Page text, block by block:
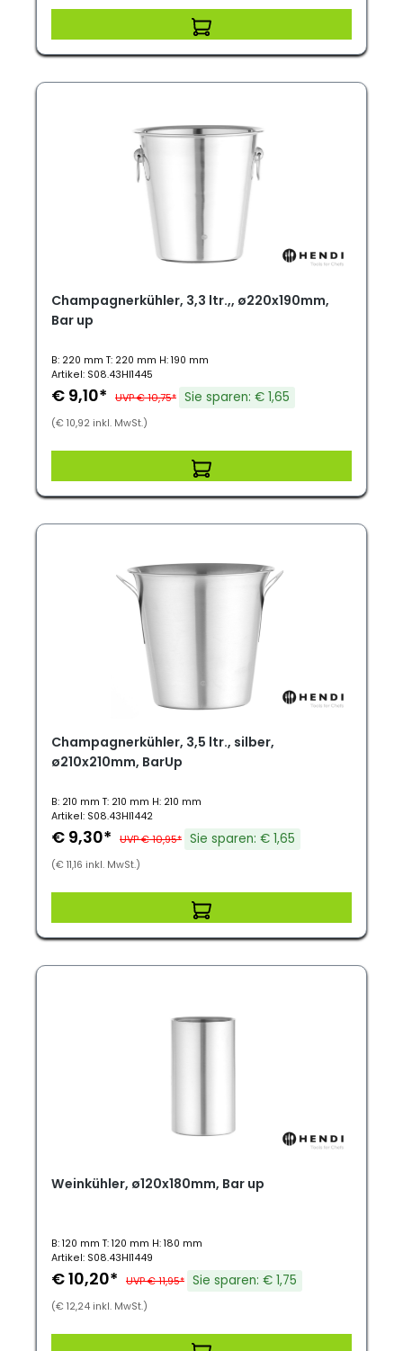
Champagnerkühler, 3,3 ltr.,, ø220x190mm,
Bar up
B: 220 mm T: 220 mm H: 190 mm
Artikel: S08.43HI1445
€ 9,10* UVP € 10,75* Sie sparen: € 1,65
(€ 10,92 inkl. MwSt.)
Champagnerkühler, 3,5 ltr., silber,
ø210x210mm, BarUp
B: 210 mm T: 210 mm H: 210 mm
Artikel: S08.43HI1442
€ 9,30* UVP € 10,95* Sie sparen: € 1,65
(€ 11,16 inkl. MwSt.)
Weinkühler, ø120x180mm, Bar up
B: 120 mm T: 120 mm H: 180 mm
Artikel: S08.43HI1449
€ 10,20* UVP € 11,95* Sie sparen: € 1,75
(€ 12,24 inkl. MwSt.)